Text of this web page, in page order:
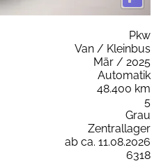
Pkw
Van / Kleinbus
Mär / 2025
Automatik
48.400 km
5
Grau
Zentrallager
ab ca. 11.08.2026
6318